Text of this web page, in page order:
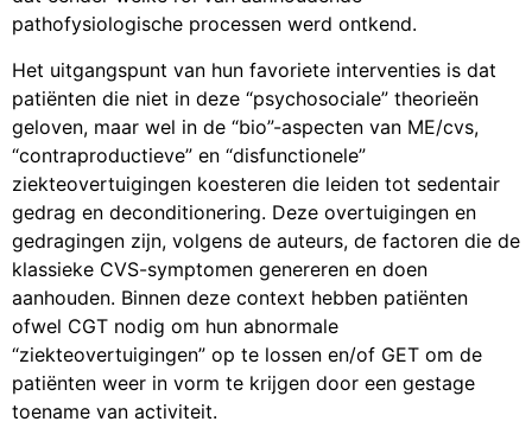
pathofysiologische processen werd ontkend.
Het uitgangspunt van hun favoriete interventies is dat
patiënten die niet in deze “psychosociale” theorieën
geloven, maar wel in de “bio”-aspecten van ME/cvs,
“contraproductieve” en “disfunctionele”
ziekteovertuigingen koesteren die leiden tot sedentair
gedrag en deconditionering. Deze overtuigingen en
gedragingen zijn, volgens de auteurs, de factoren die de
klassieke CVS-symptomen genereren en doen
aanhouden. Binnen deze context hebben patiënten
ofwel CGT nodig om hun abnormale
“ziekteovertuigingen” op te lossen en/of GET om de
patiënten weer in vorm te krijgen door een gestage
toename van activiteit.